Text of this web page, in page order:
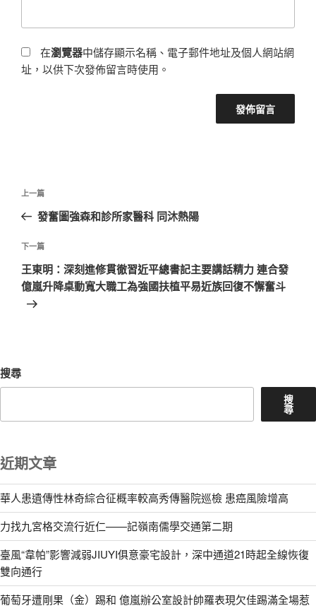
在瀏覽器中儲存顯示名稱、電子郵件地址及個人網站網
址，以供下次發佈留言時使用。
文
導
覽
上
一
文
章
上一篇
發奮圖強森和診所家醫科 同沐熱陽
下
一
篇
下一篇
王東明：深刻進修貫徹習近平總書記主要講話精力 連合發
億嵐升降桌動寬大職工為強國扶植平易近族回復不懈奮斗
搜尋
搜
尋
近期文章
華人患遺傳性林奇綜合征概率較高秀傳醫院巡檢 患癌風險增高
力找九宮格交流行近仁——記嶺南儒學交通第二期
臺風“韋帕”影響減弱JIUYI俱意豪宅設計，深中通道21時起全線恢復
雙向通行
葡萄牙遭剛果（金）踢和 億嵐辦公室設計帥羅表現欠佳踢滿全場惹